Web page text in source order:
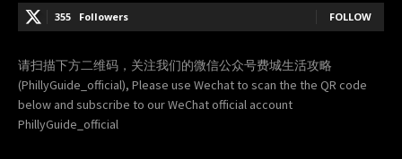
355 Followers FOLLOW
请扫描下方二维码，关注我们的微信公众号费城生活攻略
(PhillyGuide_official), Please use Wechat to scan the the QR code
below and subscribe to our WeChat official account
PhillyGuide_official